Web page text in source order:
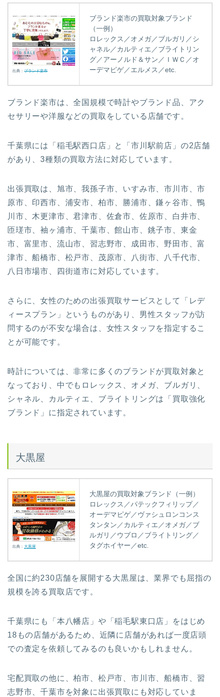
出典： ブランド楽市
ブランド楽市の買取対象ブランド
（一例）
ロレックス／オメガ／ブルガリ／シ
ャネル／カルティエ／ブライトリン
グ／アーノルド＆サン／ＩＷＣ／オ
ーデマピゲ／エルメス／etc.
ブランド楽市は、全国規模で時計やブランド品、アク
セサリーや洋服などの買取をしている店舗です。
千葉県には 「稲毛駅西口店」 と 「市川駅前店」 の2店舗
があり、3種類の買取方法に対応しています。
出張買取は、旭市、我孫子市、いすみ市、市川市、市
原市、印西市、浦安市、柏市、勝浦市、鎌ヶ谷市、鴨
川市、木更津市、君津市、佐倉市、佐原市、白井市、
匝瑳市、袖ヶ浦市、千葉市、館山市、銚子市、東金
市、富里市、流山市、習志野市、成田市、野田市、富
津市、船橋市、松戸市、茂原市、八街市、八千代市、
八日市場市、四街道市に対応しています。
さらに、女性のための出張買取サービスとして
「レデ
ィースプラン」
というものがあり、男性スタッフが訪
問するのが不安な場合は、女性スタッフを指定するこ
とが可能です。
時計については、非常に多くのブランドが買取対象と
なっており、中でもロレックス、オメガ、ブルガリ、
シャネル、カルティエ、ブライトリングは
「買取強化
ブランド」 に指定されています。
大黒屋
出典： 大黒屋
大黒屋の買取対象ブランド（一例）
ロレックス／パテックフィリップ／
オーデマピゲ／ヴァシュロンコンス
タンタン／カルティエ／オメガ／ブ
ルガリ／ウブロ／ブライトリング／
タグホイヤー／etc.
全国に約230店舗を展開する大黒屋は、業界でも屈指の
規模を誇る買取店です。
千葉県にも 「本八幡店」 や 「稲毛駅東口店」
をはじめ
18もの店舗があるため、近隣に店舗があれば一度店頭
での査定を依頼してみるのも良いかもしれません。
宅配買取の他に、柏市、松戸市、市川市、船橋市、習
志野市、千葉市を対象に出張買取にも対応していま